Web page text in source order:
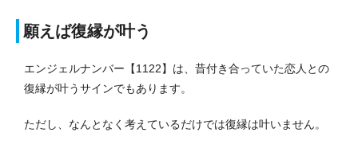
願えば復縁が叶う
エンジェルナンバー【1122】は、昔付き合っていた恋人との
復縁が叶うサインでもあります。
ただし、なんとなく考えているだけでは復縁は叶いません。